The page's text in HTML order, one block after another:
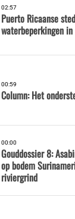
02:57
Puerto Ricaanse
waterbeperkingen
00:59
Column: Het
00:00
Gouddossier 8:
op bodem
riviergrind